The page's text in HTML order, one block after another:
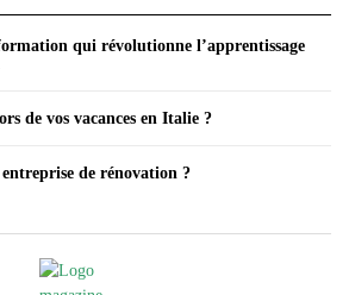
qui révolutionne l’apprentissage
de vos vacances en Italie ?
de rénovation ?